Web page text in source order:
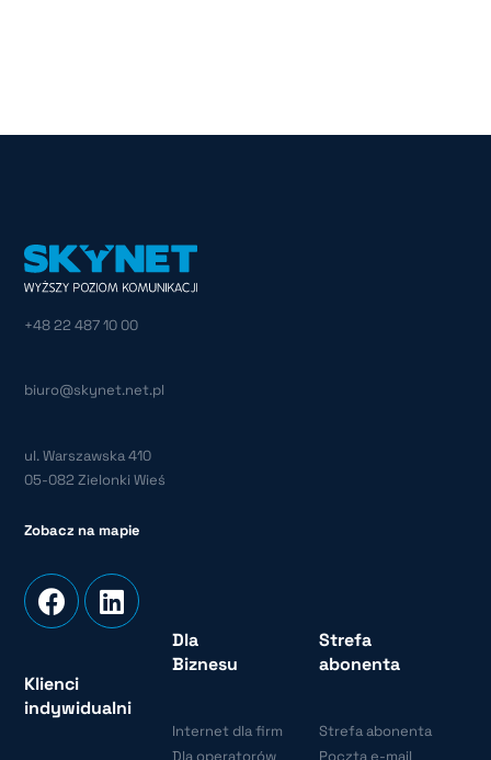
+48 22 487 10 00
biuro@skynet.net.pl
ul. Warszawska 410
05-082 Zielonki Wieś
Zobacz na mapie
Klienci
indywidualni
Dla
Biznesu
Internet dla firm
Dla operatorów
Strefa
abonenta
Strefa abonenta
Poczta e-mail